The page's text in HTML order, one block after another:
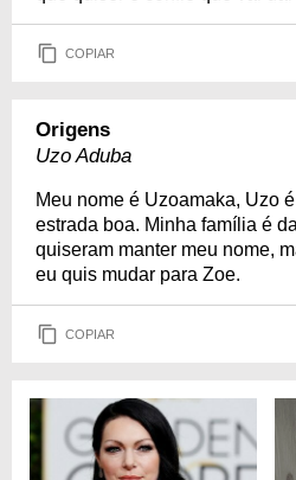
COPIAR
Origens
Uzo Aduba
Meu nome é Uzoamaka, Uzo
estrada boa. Minha família é
quiseram manter meu nome,
eu quis mudar para Zoe.
COPIAR